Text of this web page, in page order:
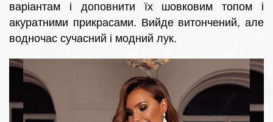
варіантам і доповнити їх шовковим топом і
акуратними прикрасами. Вийде витончений, але
водночас сучасний і модний лук.